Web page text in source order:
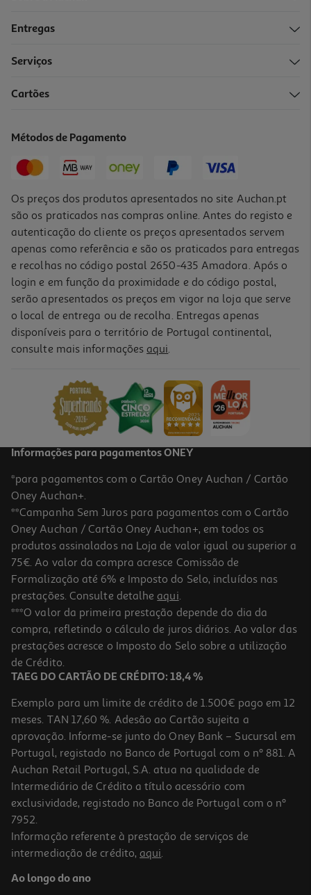
Entregas
Serviços
Cartões
Métodos de Pagamento
Os preços dos produtos apresentados no site Auchan.pt
são os praticados nas compras online. Antes do registo e
autenticação do cliente os preços apresentados servem
apenas como referência e são os praticados para entregas
e recolhas no código postal 2650-435 Amadora. Após o
login e em função da proximidade e do código postal,
serão apresentados os preços em vigor na loja que serve
o local de entrega ou de recolha. Entregas apenas
disponíveis para o território de Portugal continental,
consulte mais informações aqui.
Informações para pagamentos ONEY
*para pagamentos com o Cartão Oney Auchan / Cartão
Oney Auchan+.
**Campanha Sem Juros para pagamentos com o Cartão
Oney Auchan / Cartão Oney Auchan+, em todos os
produtos assinalados na Loja de valor igual ou superior a
75€. Ao valor da compra acresce Comissão de
Formalização até 6% e Imposto do Selo, incluídos nas
prestações. Consulte detalhe aqui.
***O valor da primeira prestação depende do dia da
compra, refletindo o cálculo de juros diários. Ao valor das
prestações acresce o Imposto do Selo sobre a utilização
de Crédito.
TAEG DO CARTÃO DE CRÉDITO: 18,4 %
Exemplo para um limite de crédito de 1.500€ pago em 12
meses. TAN 17,60 %. Adesão ao Cartão sujeita a
aprovação. Informe-se junto do Oney Bank – Sucursal em
Portugal, registado no Banco de Portugal com o nº 881. A
Auchan Retail Portugal, S.A. atua na qualidade de
Intermediário de Crédito a título acessório com
exclusividade, registado no Banco de Portugal com o nº
7952.
Informação referente à prestação de serviços de
intermediação de crédito, aqui.
Ao longo do ano